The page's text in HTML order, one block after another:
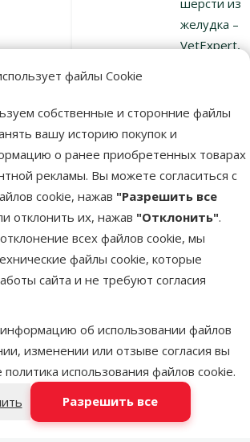
файлы Cookie
собственные и сторонние файлы
вашу историю покупок и
о ранее приобретенных товарах
рекламы. Вы можете согласиться с
cookie, нажав "Разрешить все
отклонить их, нажав "Отклонить".
всех файлов cookie, мы
файлы cookie, которые
сайта и не требуют согласия
об использовании файлов
изменении или отзыве согласия вы
политика использования файлов cookie.
Разрешить все
желудка –
VetExpert,
Цена
11,99 €
В наличии В
Пищевая
добавка
собак –
ProlactiNO
1010 мг,
Цена
24,99 €